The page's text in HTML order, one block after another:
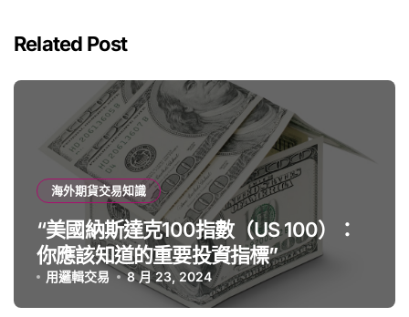
Related Post
海外期貨交易知識
“美國納斯達克100指數（US 100）：
你應該知道的重要投資指標”
用邏輯交易 8 月 23, 2024